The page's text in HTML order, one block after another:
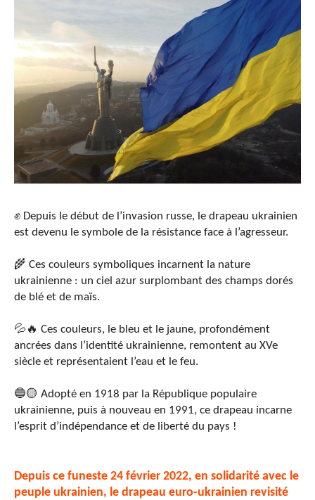
✊ Depuis le début de l’invasion russe, le drapeau ukrainien
est devenu le symbole de la résistance face à l’agresseur.
🌾 Ces couleurs symboliques incarnent la nature
ukrainienne : un ciel azur surplombant des champs dorés
de blé et de maïs.
💦🔥 Ces couleurs, le bleu et le jaune, profondément
ancrées dans l’identité ukrainienne, remontent au XVe
siècle et représentaient l’eau et le feu.
🔵🟡 Adopté en 1918 par la République populaire
ukrainienne, puis à nouveau en 1991, ce drapeau incarne
l’esprit d’indépendance et de liberté du pays !
Depuis ce funeste 24 février 2022, en solidarité avec le
peuple ukrainien, le drapeau euro-ukrainien revisité